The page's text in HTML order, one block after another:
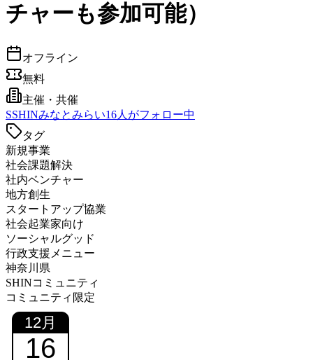
チャーも参加可能）
オフライン
無料
主催・共催
SSHINみなとみらい16人がフォロー中
タグ
新規事業
社会課題解決
社内ベンチャー
地方創生
スタートアップ協業
社会起業家向け
ソーシャルグッド
行政支援メニュー
神奈川県
SHINコミュニティ
コミュニティ限定
12 月
16